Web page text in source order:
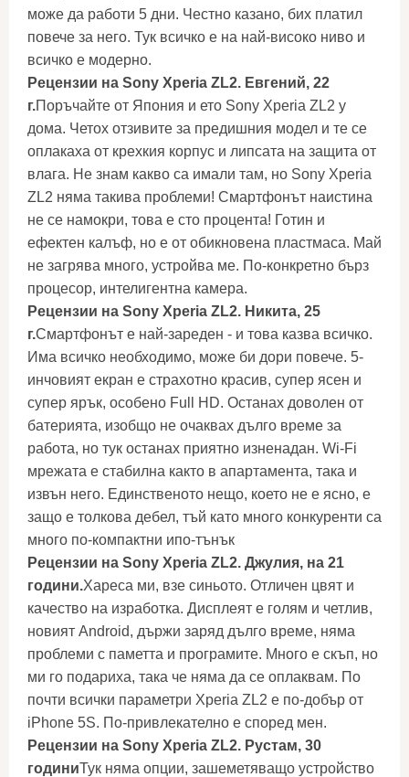
може да работи 5 дни. Честно казано, бих платил
повече за него. Тук всичко е на най-високо ниво и
всичко е модерно.
Рецензии на Sony Xperia ZL2. Евгений, 22
г.Поръчайте от Япония и ето Sony Xperia ZL2 у
дома. Четох отзивите за предишния модел и те се
оплакаха от крехкия корпус и липсата на защита от
влага. Не знам какво са имали там, но Sony Xperia
ZL2 няма такива проблеми! Смартфонът наистина
не се намокри, това е сто процента! Готин и
ефектен калъф, но е от обикновена пластмаса. Май
не загрява много, устройва ме. По-конкретно бърз
процесор, интелигентна камера.
Рецензии на Sony Xperia ZL2. Никита, 25
г.Смартфонът е най-зареден - и това казва всичко.
Има всичко необходимо, може би дори повече. 5-
инчовият екран е страхотно красив, супер ясен и
супер ярък, особено Full HD. Останах доволен от
батерията, изобщо не очаквах дълго време за
работа, но тук останах приятно изненадан. Wi-Fi
мрежата е стабилна както в апартамента, така и
извън него. Единственото нещо, което не е ясно, е
защо е толкова дебел, тъй като много конкуренти са
много по-компактни ипо-тънък
Рецензии на Sony Xperia ZL2. Джулия, на 21
години.Хареса ми, взе синьото. Отличен цвят и
качество на изработка. Дисплеят е голям и четлив,
новият Android, държи заряд дълго време, няма
проблеми с паметта и програмите. Много е скъп, но
ми го подариха, така че няма да се оплаквам. По
почти всички параметри Xperia ZL2 е по-добър от
iPhone 5S. По-привлекателно е според мен.
Рецензии на Sony Xperia ZL2. Рустам, 30
годиниТук няма опции, зашеметяващо устройство